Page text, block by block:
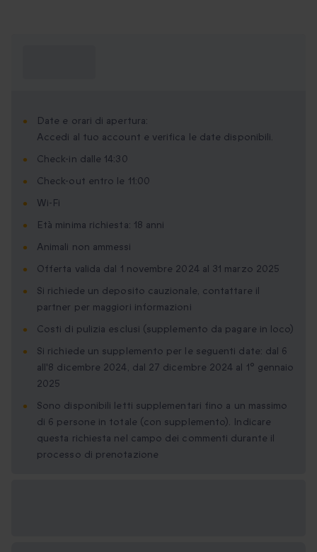
Date e orari di apertura:
Accedi al tuo account e verifica le date disponibili.
Check-in dalle 14:30
Check-out entro le 11:00
Wi-Fi
Età minima richiesta: 18 anni
Animali non ammessi
Offerta valida dal 1 novembre 2024 al 31 marzo 2025
Si richiede un deposito cauzionale, contattare il
partner per maggiori informazioni
Costi di pulizia esclusi (supplemento da pagare in loco)
Si richiede un supplemento per le seguenti date: dal 6
all'8 dicembre 2024, dal 27 dicembre 2024 al 1° gennaio
2025
Sono disponibili letti supplementari fino a un massimo
di 6 persone in totale (con supplemento). Indicare
questa richiesta nel campo dei commenti durante il
processo di prenotazione